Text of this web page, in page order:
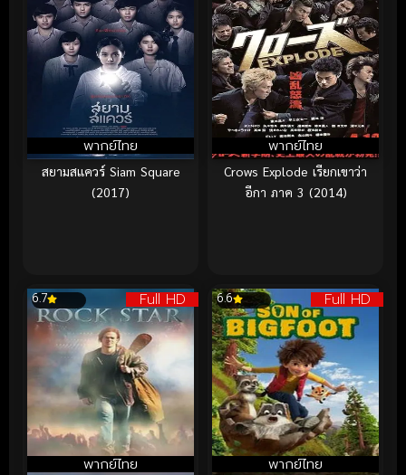
พากย์ไทย
สยามสแควร์ Siam Square
(2017)
พากย์ไทย
Crows Explode เรียกเขาว่า
อีกา ภาค 3 (2014)
Full HD
พากย์ไทย
6.7 Full HD
พากย์ไทย
6.6